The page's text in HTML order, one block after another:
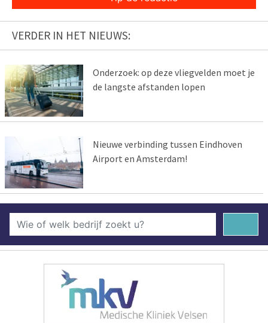
VERDER IN HET NIEUWS:
Onderzoek: op deze vliegvelden moet je
de langste afstanden lopen
Nieuwe verbinding tussen Eindhoven
Airport en Amsterdam!